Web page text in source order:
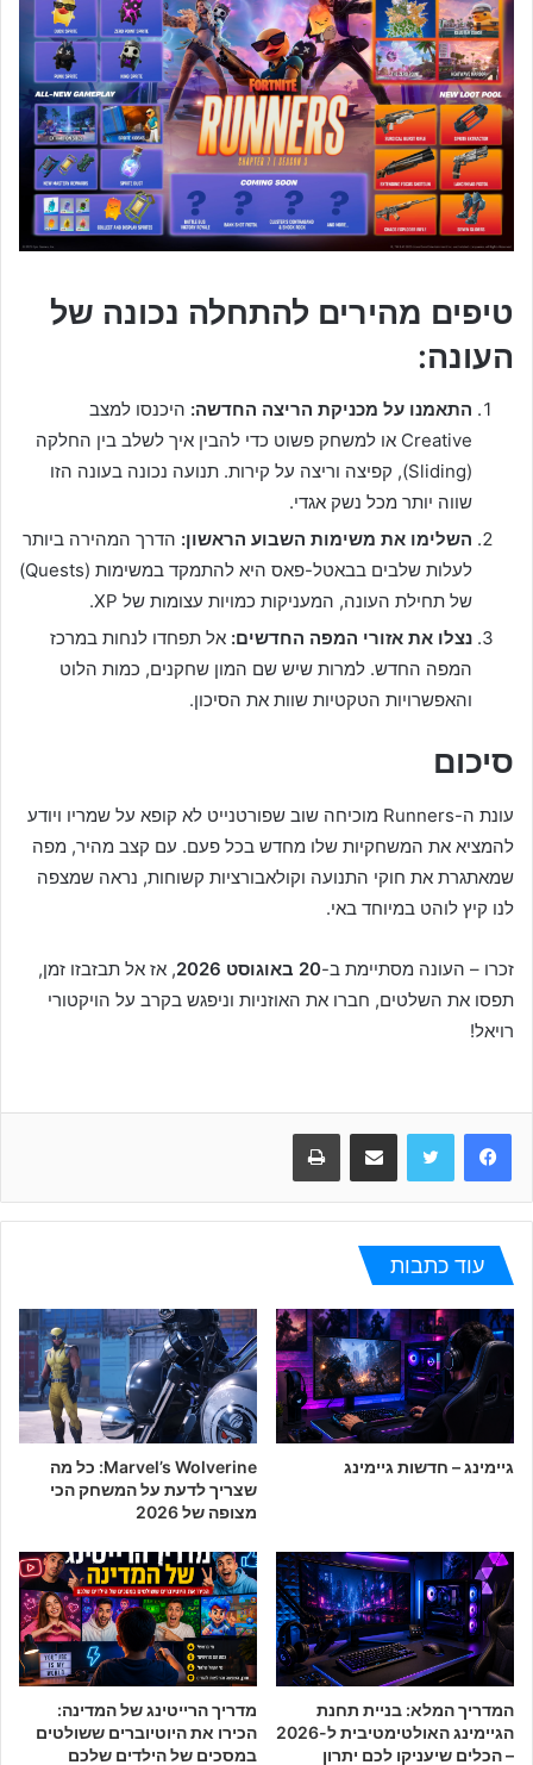
טיפים מהירים להתחלה נכונה של
העונה:
התאמנו על מכניקת הריצה החדשה: היכנסו למצב
Creative או למשחק פשוט כדי להבין איך לשלב בין החלקה
(Sliding), קפיצה וריצה על קירות. תנועה נכונה בעונה הזו
שווה יותר מכל נשק אגדי.
השלימו את משימות השבוע הראשון: הדרך המהירה ביותר
לעלות שלבים בבאטל-פאס היא להתמקד במשימות (Quests)
של תחילת העונה, המעניקות כמויות עצומות של XP.
נצלו את אזורי המפה החדשים: אל תפחדו לנחות במרכז
המפה החדש. למרות שיש שם המון שחקנים, כמות הלוט
והאפשרויות הטקטיות שוות את הסיכון.
סיכום
עונת ה-Runners מוכיחה שוב שפורטנייט לא קופא על שמריו ויודע
להמציא את המשחקיות שלו מחדש בכל פעם. עם קצב מהיר, מפה
שמאתגרת את חוקי התנועה וקולאבורציות קשוחות, נראה שמצפה
לנו קיץ לוהט במיוחד באי.
זכרו – העונה מסתיימת ב-20 באוגוסט 2026
, אז אל תבזבזו זמן,
תפסו את השלטים, חברו את האוזניות וניפגש בקרב על הויקטורי
רויאל!
עוד כתבות
גיימינג – חדשות גיימינג
Marvel’s Wolverine: כל מה
שצריך לדעת על המשחק הכי
מצופה של 2026
המדריך המלא: בניית תחנת
הגיימינג האולטימטיבית ל-2026
– הכלים שיעניקו לכם יתרון
מדריך הרייטינג של המדינה:
הכירו את היוטיוברים ששולטים
במסכים של הילדים שלכם